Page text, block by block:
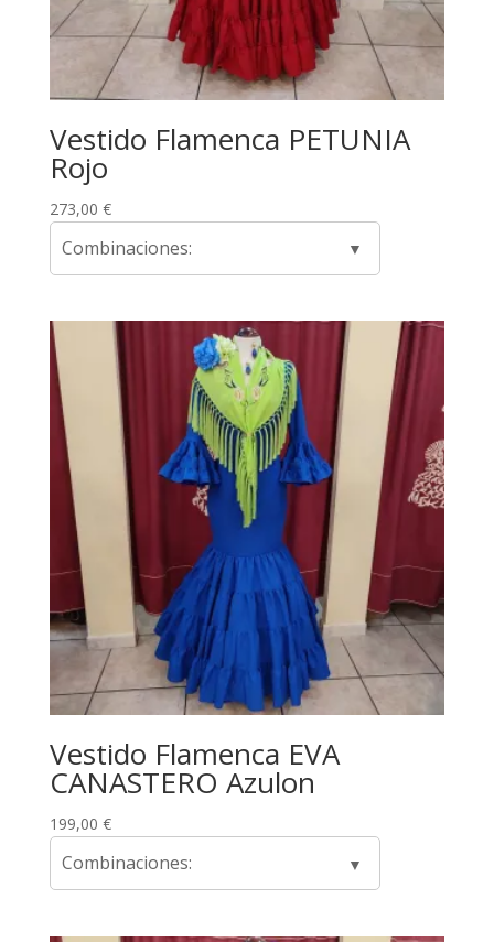
Vestido Flamenca PETUNIA
Rojo
273,00 €
Combinaciones:
Vestido Flamenca EVA
CANASTERO Azulon
199,00 €
Combinaciones: